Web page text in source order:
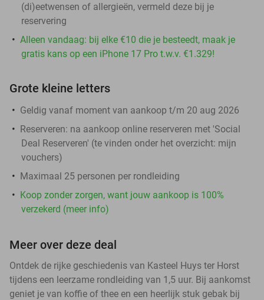
(di)eetwensen of allergieën, vermeld deze bij je
reservering
Alleen vandaag: bij elke €10 die je besteedt, maak je
gratis kans op een iPhone 17 Pro t.w.v. €1.329!
Grote kleine letters
Geldig vanaf moment van aankoop t/m 20 aug 2026
Reserveren: na aankoop online reserveren met 'Social
Deal Reserveren' (te vinden onder het overzicht: mijn
vouchers)
Maximaal 25 personen per rondleiding
Koop zonder zorgen, want jouw aankoop is 100%
verzekerd (meer info)
Meer over deze deal
Ontdek de rijke geschiedenis van Kasteel Huys ter Horst
tijdens een leerzame rondleiding van 1,5 uur. Bij aankomst
geniet je van koffie of thee en een heerlijk stuk gebak bij